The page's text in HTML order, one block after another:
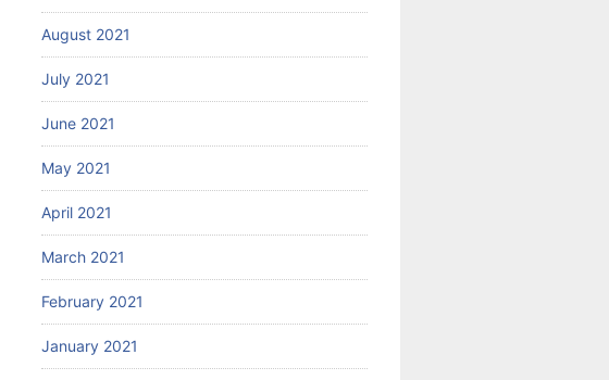
August 2021
July 2021
June 2021
May 2021
April 2021
March 2021
February 2021
January 2021